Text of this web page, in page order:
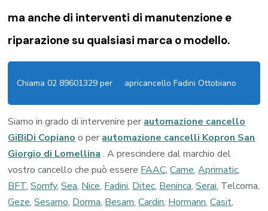
ma anche di interventi di manutenzione e
riparazione su qualsiasi marca o modello.
Chiama 02 89601329 per apricancello Fadini Ottobiano
Siamo in grado di intervenire per automazione cancello
GiBiDi Copiano o per automazione cancelli Kopron San
Giorgio di Lomellina . A prescindere dal marchio del
vostro cancello che può essere FAAC,Came,Aprimatic,
BFT,Somfy,Sea, Nice, Fadini, Ditec, Beninca,Serai, Telcoma,
Geze,Sesamo, Dorma, Besam,Cardin, Hormann,Casit,